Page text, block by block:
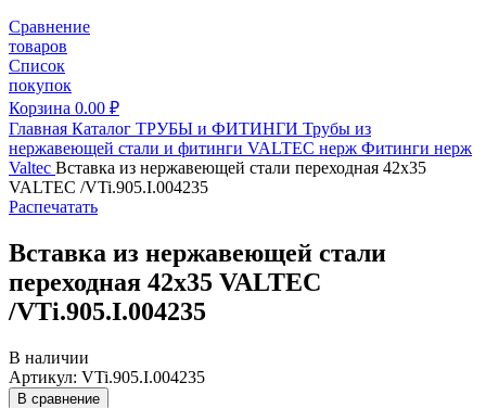
Сравнение
товаров
Список
покупок
Корзина 0.00 ₽
Главная Каталог ТРУБЫ и ФИТИНГИ Трубы из
нержавеющей стали и фитинги VALTEC нерж Фитинги нерж
Valtec Вставка из нержавеющей стали переходная 42х35
VALTEC /VTi.905.I.004235
Распечатать
Вставка из нержавеющей стали
переходная 42х35 VALTEC
/VTi.905.I.004235
В наличии
Артикул: VTi.905.I.004235
В сравнение